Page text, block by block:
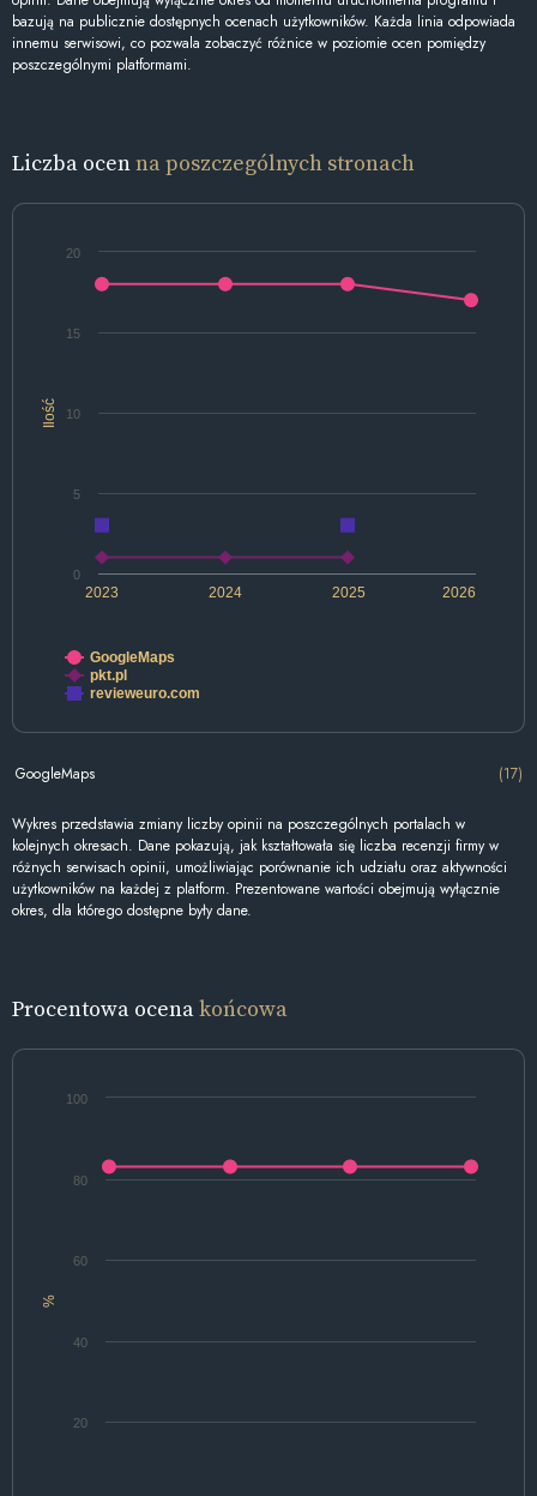
bazują na publicznie dostępnych ocenach użytkowników. Każda linia odpowiada
innemu serwisowi, co pozwala zobaczyć różnice w poziomie ocen pomiędzy
poszczególnymi platformami.
Liczba ocenna poszczególnych stronach
Ilość
2024 2026
2023 2025
0
5
10
15
20
GoogleMaps
pkt.pl
revieweuro.com
GoogleMaps (17)
Wykres przedstawia zmiany liczby opinii na poszczególnych portalach w
kolejnych okresach. Dane pokazują, jak kształtowała się liczba recenzji firmy w
różnych serwisach opinii, umożliwiając porównanie ich udziału oraz aktywności
użytkowników na każdej z platform. Prezentowane wartości obejmują wyłącznie
okres, dla którego dostępne były dane.
Procentowa ocenakońcowa
%
20
40
60
80
100